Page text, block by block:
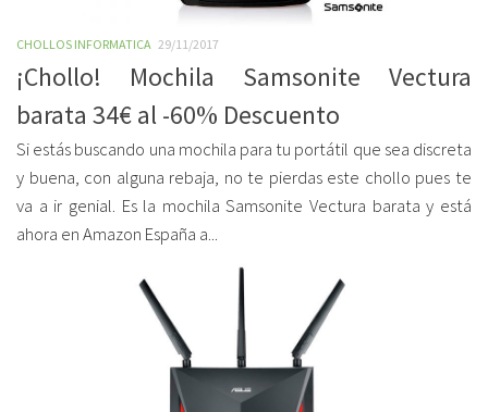
CHOLLOS INFORMATICA 29/11/2017
¡Chollo! Mochila Samsonite Vectura
barata 34€ al -60% Descuento
Si estás buscando una mochila para tu portátil que sea discreta
y buena, con alguna rebaja, no te pierdas este chollo pues te
va a ir genial. Es la mochila Samsonite Vectura barata y está
ahora en Amazon España a...